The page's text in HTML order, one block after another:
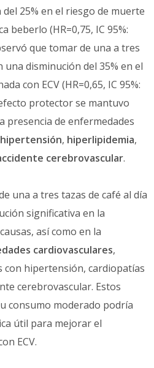
25% en el riesgo de muerte
beberlo (HR=0,75, IC 95%:
que tomar de una a tres
una disminución del 35% en el
con ECV (HR=0,65, IC 95%:
protector se mantuvo
presencia de enfermedades
hipertensión, hiperlipidemia,
cerebrovascular.
una a tres tazas de café al día
significativa en la
así como en la
cardiovasculares,
con hipertensión, cardiopatías
cerebrovascular. Estos
consumo moderado podría
útil para mejorar el
ECV.